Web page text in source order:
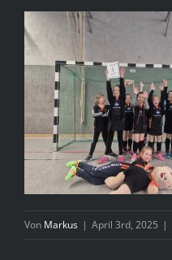
Von Markus | April 3rd, 2025 |